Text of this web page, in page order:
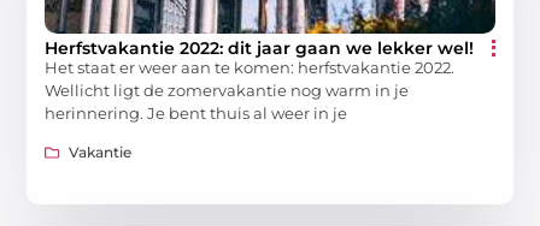
Herfstvakantie 2022: dit jaar gaan we lekker wel!
Het staat er weer aan te komen: herfstvakantie 2022.
Wellicht ligt de zomervakantie nog warm in je
herinnering. Je bent thuis al weer in je
Vakantie